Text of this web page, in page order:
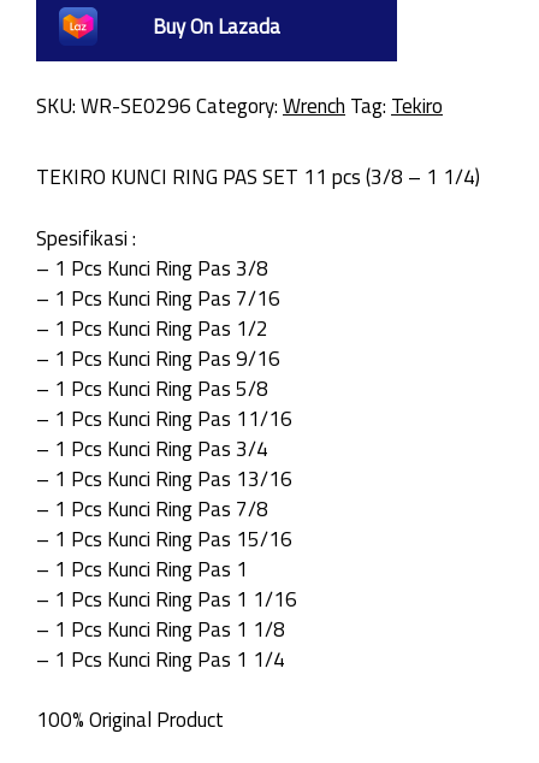
Buy On Lazada
SKU:WR-SE0296Category:Wrench Tag: Tekiro
TEKIRO KUNCI RING PAS SET 11 pcs (3/8 – 1 1/4)
Spesifikasi :
– 1 Pcs Kunci Ring Pas 3/8
– 1 Pcs Kunci Ring Pas 7/16
– 1 Pcs Kunci Ring Pas 1/2
– 1 Pcs Kunci Ring Pas 9/16
– 1 Pcs Kunci Ring Pas 5/8
– 1 Pcs Kunci Ring Pas 11/16
– 1 Pcs Kunci Ring Pas 3/4
– 1 Pcs Kunci Ring Pas 13/16
– 1 Pcs Kunci Ring Pas 7/8
– 1 Pcs Kunci Ring Pas 15/16
– 1 Pcs Kunci Ring Pas 1
– 1 Pcs Kunci Ring Pas 1 1/16
– 1 Pcs Kunci Ring Pas 1 1/8
– 1 Pcs Kunci Ring Pas 1 1/4
100% Original Product